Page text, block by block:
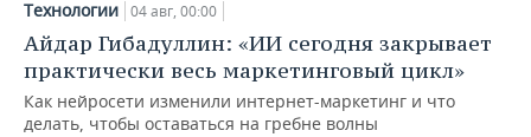
Технологии 04 авг, 00:00
Айдар Гибадуллин: «ИИ сегодня закрывает
практически весь маркетинговый цикл»
Как нейросети изменили интернет-маркетинг и что
делать, чтобы оставаться на гребне волны